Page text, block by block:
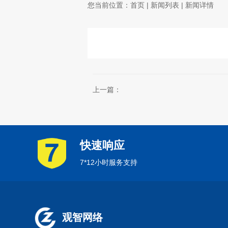
您当前位置： 首页 | 新闻列表 | 新闻详情
上一篇：
快速响应
7*12小时服务支持
观智网络